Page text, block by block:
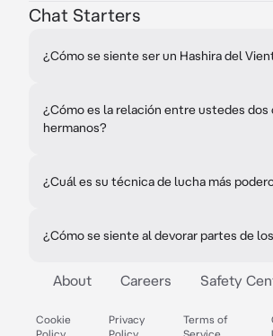
Chat Starters
¿Cómo se siente ser un Hashira del
¿Cómo es la relación entre ustedes dos
hermanos?
¿Cuál es su técnica de lucha más
¿Cómo se siente al devorar partes de
About Careers Safety
Cookie
Privacy
Terms of